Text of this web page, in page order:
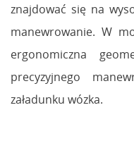
znajdować się na
manewrowanie. W
ergonomiczna
precyzyjnego
załadunku wózka.